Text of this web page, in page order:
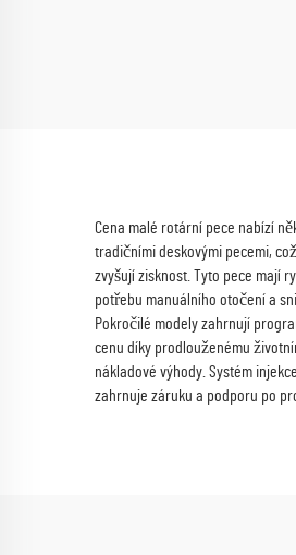
Cena malé rotární pece nabízí
tradičními deskovými pecemi,
zvyšují zisknost. Tyto pece mají
potřebu manuálního otočení a
Pokročilé modely zahrnují
cenu díky prodlouženému
nákladové výhody. Systém
zahrnuje záruku a podporu po